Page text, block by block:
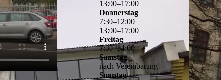
13:00–17:00
Donnerstag
7:30–12:00
13:00–17:00
Freitag
7:30–14:00
Samstag
nach Vereinbarung
Sonntag